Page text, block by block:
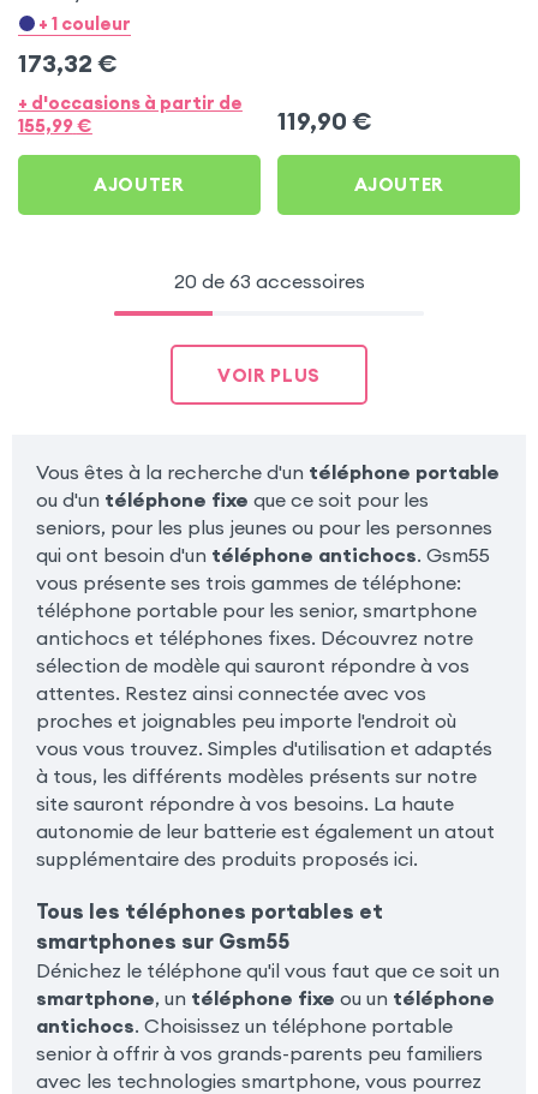
+ Bundle Protection
+ 1 couleur
173,32 €
+ d'occasions à partir de
155,99€
AJOUTER
119,90 €
AJOUTER
20 de 63 accessoires
VOIR PLUS
Vous êtes à la recherche d'un téléphone portable
ou d'un téléphone fixe que ce soit pour les
seniors, pour les plus jeunes ou pour les personnes
qui ont besoin d'un téléphone antichocs. Gsm55
vous présente ses trois gammes de téléphone:
téléphone portable pour les senior, smartphone
antichocs et téléphones fixes. Découvrez notre
sélection de modèle qui sauront répondre à vos
attentes. Restez ainsi connectée avec vos
proches et joignables peu importe l'endroit où
vous vous trouvez. Simples d'utilisation et adaptés
à tous, les différents modèles présents sur notre
site sauront répondre à vos besoins. La haute
autonomie de leur batterie est également un atout
supplémentaire des produits proposés ici.
Tous les téléphones portables et
smartphones sur Gsm55
Dénichez le téléphone qu'il vous faut que ce soit un
smartphone, un téléphone fixe ou un téléphone
antichocs. Choisissez un téléphone portable
senior à offrir à vos grands-parents peu familiers
avec les technologies smartphone, vous pourrez